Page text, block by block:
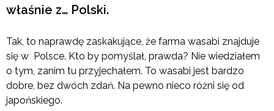
właśnie z… Polski.
Tak, to naprawdę zaskakujące, że farma wasabi znajduje
się w Polsce. Kto by pomyślał, prawda? Nie wiedziałem
o tym, zanim tu przyjechałem. To wasabi jest bardzo
dobre, bez dwóch zdań. Na pewno nieco różni się od
japońskiego.